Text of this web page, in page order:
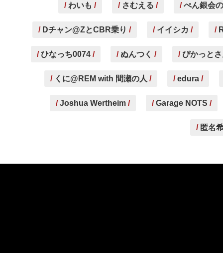
わいも さむえる ぺん銀会
Dチャン@ZとCBR乗り イイシカ
ひなっち0074 ぬんつく ぴかっと
くに@REM with 間瀬の人 edura
Joshua Wertheim Garage NOTS
匿名